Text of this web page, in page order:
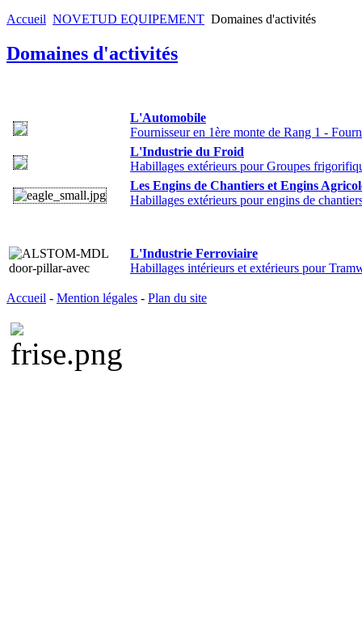
Accueil NOVETUD EQUIPEMENT Domaines d'activités
Domaines d'activités
L'Automobile
Fournisseur en 1ère monte de Rang 1 -
L'Industrie du Froid
Habillages extérieurs pour Groupes
Les Engins de Chantiers et Engins
Habillages extérieurs pour engins de
L'Industrie Ferroviaire
Habillages intérieurs et extérieurs pour
Accueil - Mention légales - Plan du site